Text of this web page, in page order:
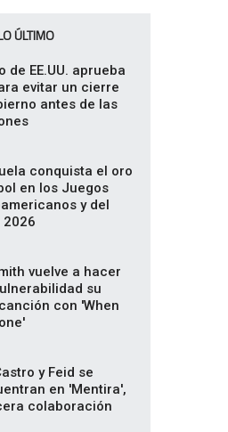
ÚLTIMO
de EE.UU. aprueba
evitar un cierre
antes de las
conquista el oro
en los Juegos
y del
2026
vuelve a hacer
su
con 'When
y Feid se
en 'Mentira',
colaboración